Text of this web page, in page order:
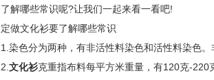
了解哪些常识呢?让我们一起来看一看吧!
定做文化衫要了解哪些常识
1.染色分为两种，有非活性料染色和活性料染色
2. 文化衫克重指布料每平方米重量，有120克-220